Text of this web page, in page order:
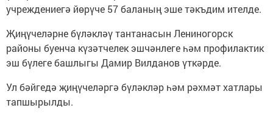
учреждениегә йөрүче 57 баланың эше тәкъдим ителде.
Җиңүчеләрне бүләкләү тантанасын Лениногорск
районы буенча күзәтчелек эшчәнлеге һәм профилактик
эш бүлеге башлыгы Дамир Вилданов үткәрде.
Ул бәйгедә җиңүчеләргә бүләкләр һәм рәхмәт хатлары
тапшырылды.